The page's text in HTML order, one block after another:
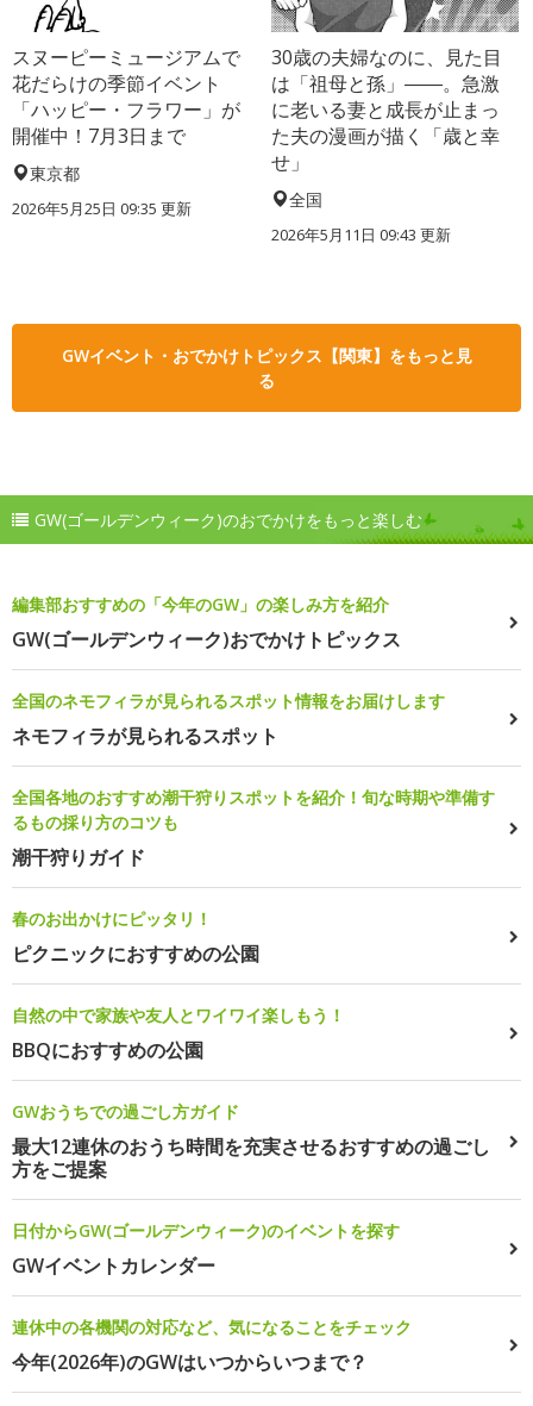
スヌーピーミュージアムで
花だらけの季節イベント
「ハッピー・フラワー」が
開催中！7月3日まで
東京都
2026年5月25日 09:35 更新
30歳の夫婦なのに、見た目
は「祖母と孫」――。急激
に老いる妻と成長が止まっ
た夫の漫画が描く「歳と幸
せ」
全国
2026年5月11日 09:43 更新
GWイベント・おでかけトピックス【関東】をもっと見
る
GW(ゴールデンウィーク)のおでかけをもっと楽しむ
編集部おすすめの「今年のGW」の楽しみ方を紹介
GW(ゴールデンウィーク)おでかけトピックス
全国のネモフィラが見られるスポット情報をお届けします
ネモフィラが見られるスポット
全国各地のおすすめ潮干狩りスポットを紹介！旬な時期や準備す
るもの採り方のコツも
潮干狩りガイド
春のお出かけにピッタリ！
ピクニックにおすすめの公園
自然の中で家族や友人とワイワイ楽しもう！
BBQにおすすめの公園
GWおうちでの過ごし方ガイド
最大12連休のおうち時間を充実させるおすすめの過ごし
方をご提案
日付からGW(ゴールデンウィーク)のイベントを探す
GWイベントカレンダー
連休中の各機関の対応など、気になることをチェック
今年(2026年)のGWはいつからいつまで？